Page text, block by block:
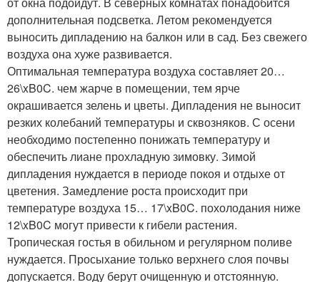
дополнительная подсветка. Летом рекомендуется
выносить дипладению на балкон или в сад. Без свежего
воздуха она хуже развивается.
Оптимальная температура воздуха составляет 20…
26\xB0C. чем жарче в помещении, тем ярче
окрашивается зелень и цветы. Дипладения не выносит
резких колебаний температуры и сквозняков. С осени
необходимо постепенно понижать температуру и
обеспечить лиане прохладную зимовку. Зимой
дипладения нуждается в периоде покоя и отдыхе от
цветения. Замедление роста происходит при
температуре воздуха 15… 17\xB0C. похолодания ниже
12\xB0C могут привести к гибели растения.
Тропическая гостья в обильном и регулярном поливе
нуждается. Просыхание только верхнего слоя почвы
допускается. Воду берут очищенную и отстоянную.